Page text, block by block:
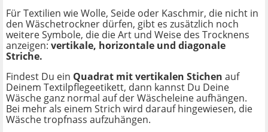
Für Textilien wie Wolle, Seide oder Kaschmir, die nicht in
den Wäschetrockner dürfen, gibt es zusätzlich noch
weitere Symbole, die die Art und Weise des Trocknens
anzeigen: vertikale, horizontale und diagonale
Striche.
Findest Du ein Quadrat mit vertikalen Stichen auf
Deinem Textilpflegeetikett, dann kannst Du Deine
Wäsche ganz normal auf der Wäscheleine aufhängen.
Bei mehr als einem Strich wird darauf hingewiesen, die
Wäsche tropfnass aufzuhängen.